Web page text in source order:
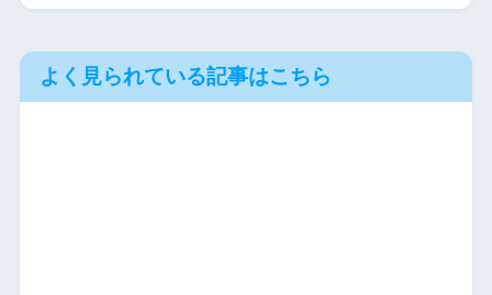
よく見られている記事はこちら